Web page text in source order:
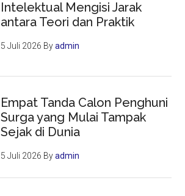
Intelektual Mengisi Jarak
antara Teori dan Praktik
5 Juli 2026 Byadmin
Empat Tanda Calon Penghuni
Surga yang Mulai Tampak
Sejak di Dunia
5 Juli 2026 Byadmin